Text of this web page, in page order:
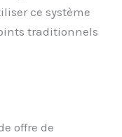
ce système
traditionnels
offre de